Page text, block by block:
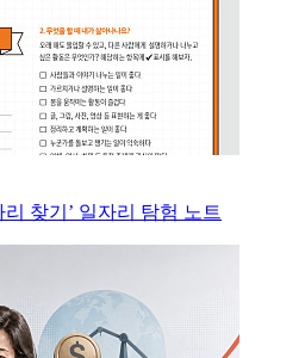
리 찾기’ 일자리 탐험 노트